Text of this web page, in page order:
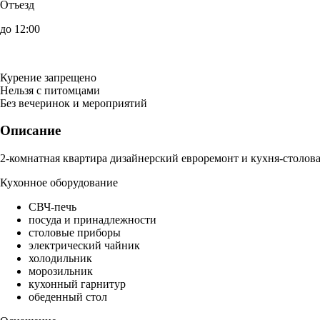
Отъезд
до 12:00
Курение запрещено
Нельзя с питомцами
Без вечеринок и мероприятий
Описание
2-комнатная квартира дизайнерский евроремонт и кухня-
Кухонное оборудование
СВЧ-печь
посуда и принадлежности
столовые приборы
электрический чайник
холодильник
морозильник
кухонный гарнитур
обеденный стол